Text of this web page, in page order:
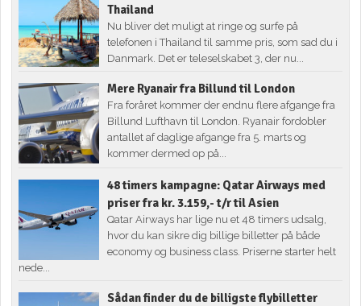
Thailand
Nu bliver det muligt at ringe og surfe på
telefonen i Thailand til samme pris, som sad du i
Danmark. Det er teleselskabet 3, der nu...
Mere Ryanair fra Billund til London
Fra foråret kommer der endnu flere afgange fra
Billund Lufthavn til London. Ryanair fordobler
antallet af daglige afgange fra 5. marts og
kommer dermed op på...
48 timers kampagne: Qatar Airways med
priser fra kr. 3.159,- t/r til Asien
Qatar Airways har lige nu et 48 timers udsalg,
hvor du kan sikre dig billige billetter på både
economy og business class. Priserne starter helt
nede...
Sådan finder du de billigste flybilletter